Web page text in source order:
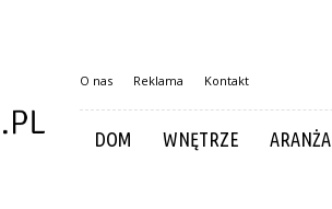
O nas Reklama Kontakt
DOM WNĘTRZE